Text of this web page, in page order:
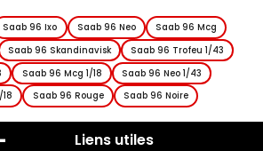
Saab 96 Ixo Saab 96 Neo
Saab 96 Mcg
Saab 96 Skandinavisk
Saab 96 Trofeu 1/43
Saab 96 Mcg 1/18
Saab 96 Neo 1/43
Saab 96 Rouge Saab 96 Noire
Liens utiles